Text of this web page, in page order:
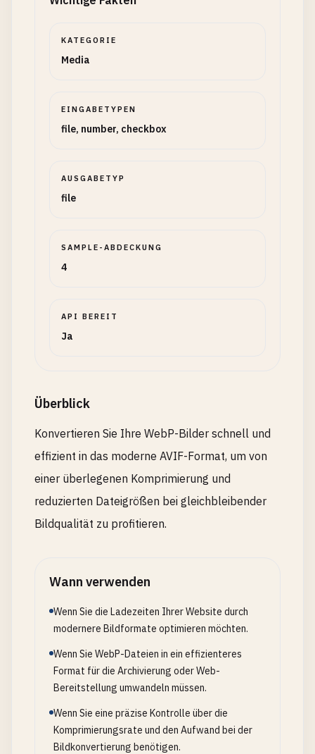
KATEGORIE
Media
EINGABETYPEN
file, number, checkbox
AUSGABETYP
file
SAMPLE-ABDECKUNG
4
API BEREIT
Ja
Überblick
Konvertieren Sie Ihre WebP-Bilder schnell und
effizient in das moderne AVIF-Format, um von
einer überlegenen Komprimierung und
reduzierten Dateigrößen bei gleichbleibender
Bildqualität zu profitieren.
Wann verwenden
Wenn Sie die Ladezeiten Ihrer Website durch
modernere Bildformate optimieren möchten.
Wenn Sie WebP-Dateien in ein effizienteres
Format für die Archivierung oder Web-
Bereitstellung umwandeln müssen.
Wenn Sie eine präzise Kontrolle über die
Komprimierungsrate und den Aufwand bei der
Bildkonvertierung benötigen.